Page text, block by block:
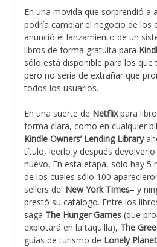
En una movida que sorprendió a
podría cambiar el negocio de los
anunció el lanzamiento de un
libros de forma gratuita para
sólo está disponible para los que
pero no sería de extrañar que
todos los usuarios.
En una suerte de Netflixpara
forma clara, como en cualquier
Kindle Owners’ Lending Library
título, leerlo y después
nuevo. En esta etapa, sólo hay 5
de los cuales sólo 100
sellers del New York Times– y
prestó su catálogo. Entre los
saga The Hunger Games (que
explotará en la taquilla), The
guías de turismo de Lonely Planet